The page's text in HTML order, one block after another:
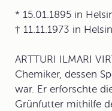
* 15.01.1895 in
† 11.11.1973 in
ARTTURI ILMARI
Chemiker, dessen
war. Er erforschte
Grünfutter mithilfe